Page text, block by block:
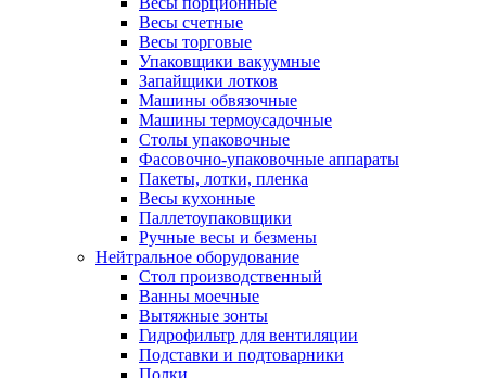
Весы счетные
Весы торговые
Упаковщики вакуумные
Запайщики лотков
Машины обвязочные
Машины термоусадочные
Столы упаковочные
Фасовочно-упаковочные аппараты
Пакеты, лотки, пленка
Весы кухонные
Паллетоупаковщики
Ручные весы и безмены
Нейтральное оборудование
Cтол производственный
Ванны моечные
Вытяжные зонты
Гидрофильтр для вентиляции
Подставки и подтоварники
Полки